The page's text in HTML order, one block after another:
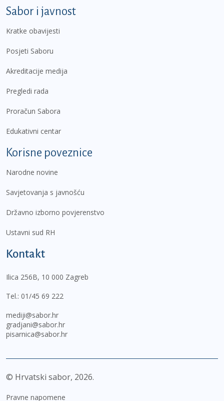
Sabor i javnost
Kratke obavijesti
Posjeti Saboru
Akreditacije medija
Pregledi rada
Proračun Sabora
Edukativni centar
Korisne poveznice
Narodne novine
Savjetovanja s javnošću
Državno izborno povjerenstvo
Ustavni sud RH
Kontakt
Ilica 256B, 10 000 Zagreb
Tel.: 01/45 69 222
mediji@sabor.hr
gradjani@sabor.hr
pisarnica@sabor.hr
© Hrvatski sabor, 2026
Pravne napomene